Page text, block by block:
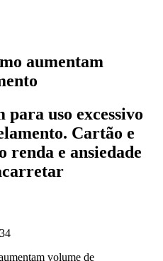
aumentam
uso excessivo
Cartão e
renda e ansiedade